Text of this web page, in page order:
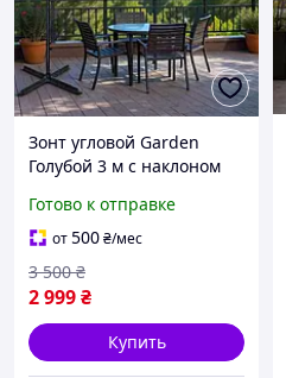
Зонт угловой Garden
Голубой 3 м с наклоном
180 г/м² + сталь, Crank-
механизм, вентиляция +
чехол
Готово к отправке
от500₴/мес
2 999₴
3 500 ₴
Купить